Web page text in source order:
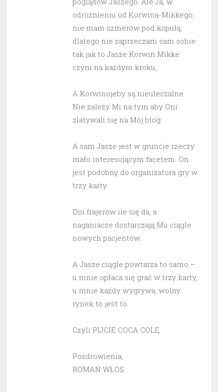
odróżnieniu od Korwina-Mikkego,
nie mam szmerów pod kopułą,
dlatego nie zaprzeczam sam sobie
tak jak to Jasze Korwin Mikke
czyni na każdym kroku,.
A Korwinojeby są nieuleczalne.
Nie zależy Mi na tym aby Oni
zlatywali się na Mój blog.
A sam Jasze jest w gruncie rzeczy
mało interesującym facetem. On
jest podobny do organizatora gry w
trzy karty.
Doi frajerów ile się da, a
naganiacze dostarczają Mu ciągle
nowych pacjentów.
A Jasze ciągle powtarza to samo –
u mnie opłaca się grać w trzy karty,
u mnie każdy wygrywa, wolny
rynek to jest to.
Czyli PIJCIE COCA COLĘ.
Pozdrowienia,
ROMAN WŁOS